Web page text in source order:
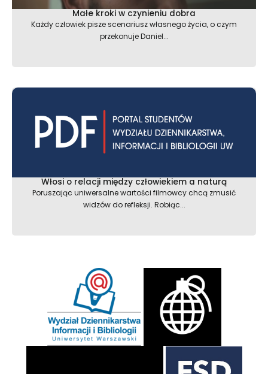
Małe kroki w czynieniu dobra
Każdy człowiek pisze scenariusz własnego życia, o czym
przekonuje Daniel...
Włosi o relacji między człowiekiem a naturą
Poruszając uniwersalne wartości filmowcy chcą zmusić
widzów do refleksji. Robiąc...